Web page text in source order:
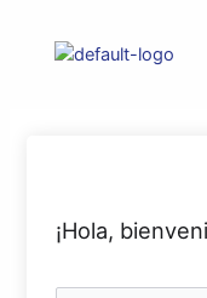
¡Hola,